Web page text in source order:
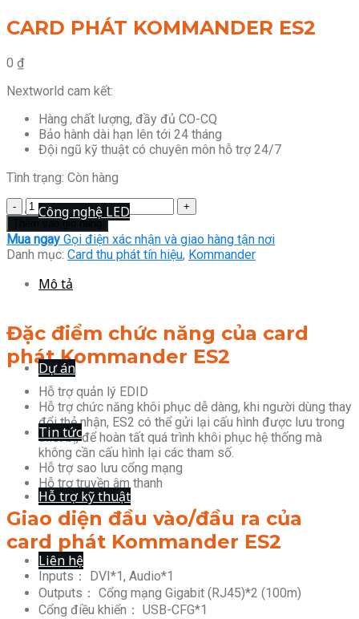
Công nghệ LED
Dự án
Tin tức
Hỗ trợ kỹ thuật
Liên hệ
CARD PHÁT KOMMANDER ES2
0 ₫
Nextworld cam kết:
Hàng chất lượng, đầy đủ CO-CQ
Bảo hành dài hạn lên tới 24 tháng
Đội ngũ kỹ thuật có chuyên môn hỗ trợ 24/7
Tình trạng: Còn hàng
CARD
PHÁT
KOMMANDER
ES2
lượng
Thêm vào giỏ hàng
Mua ngay Gọi điện xác nhận và giao hàng tận nơi
Danh mục: Card thu phát tín hiệu, Kommander
Mô tả
Đặc điểm chức năng của card
phát Kommander ES2
Hỗ trợ quản lý EDID
Hỗ trợ chức năng khôi phục dễ dàng, khi người dùng thay
đổi thẻ nhận, ES2 có thể gửi lại cấu hình được lưu trong
thiết bị, để hoàn tất quá trình khôi phục hệ thống mà
không cần cấu hình lại các tham số.
Hỗ trợ sao lưu cổng mạng
Hỗ trợ truyền âm thanh
Giao diện đầu vào/đầu ra của
card phát Kommander ES2
Inputs： DVI*1, Audio*1
Outputs： Cổng mạng Gigabit (RJ45)*2 (100m)
Cổng điều khiển： USB-CFG*1